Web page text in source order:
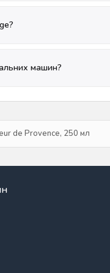
машин?
de Provence, 250 мл